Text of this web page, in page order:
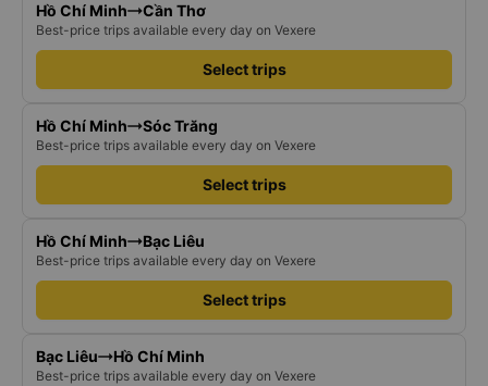
Hồ Chí Minh Cần Thơ
Best-price trips available every day on Vexere
Select trips
Hồ Chí Minh Sóc Trăng
Best-price trips available every day on Vexere
Select trips
Hồ Chí Minh Bạc Liêu
Best-price trips available every day on Vexere
Select trips
Bạc Liêu Hồ Chí Minh
Best-price trips available every day on Vexere